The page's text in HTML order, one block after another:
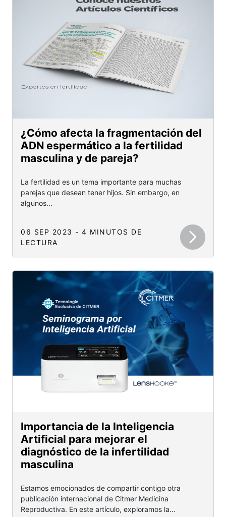
¿Cómo afecta la fragmentación del
ADN espermático a la fertilidad
masculina y de pareja?
La fertilidad es un tema importante para muchas
parejas que desean tener hijos. Sin embargo, en
algunos...
06 SEP 2023 - 4 MINUTOS DE
LECTURA
Importancia de la Inteligencia
Artificial para mejorar el
diagnóstico de la infertilidad
masculina
Estamos emocionados de compartir contigo otra
publicación internacional de Citmer Medicina
Reproductiva. En este artículo, exploramos la...